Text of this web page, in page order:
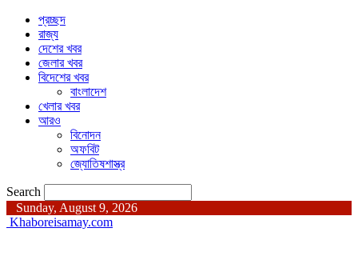
প্রচ্ছদ
রাজ্য
দেশের খবর
জেলার খবর
বিদেশের খবর
বাংলাদেশ
খেলার খবর
আরও
বিনোদন
অফবিট
জ্যোতিষশাস্ত্র
Search
Sunday, August 9, 2026
Khaboreisamay.com